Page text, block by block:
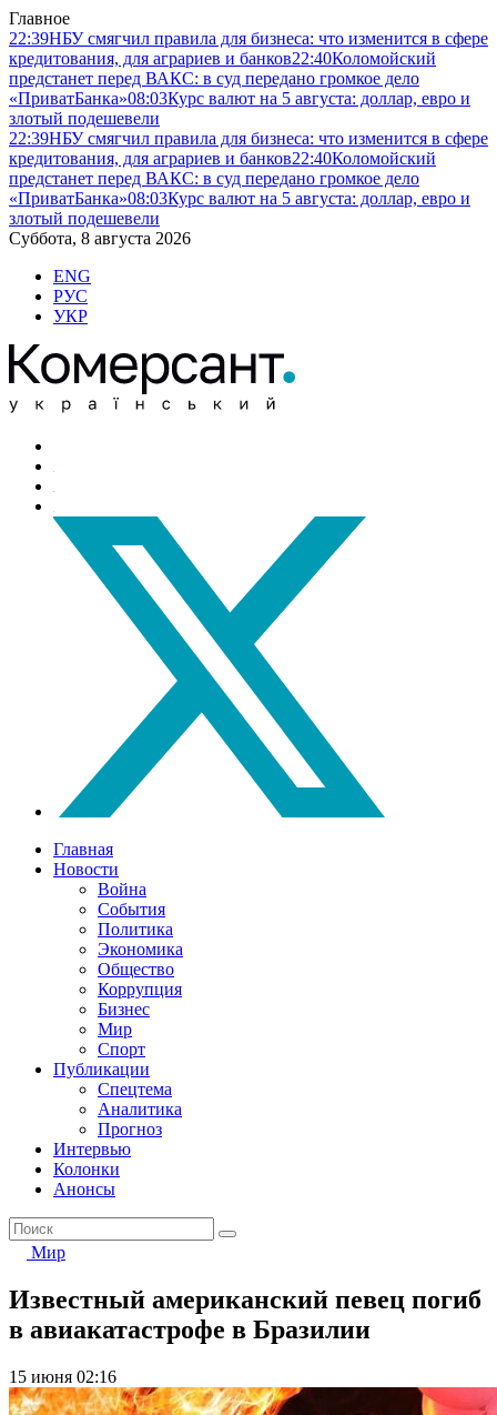
Главное
22:39НБУ смягчил правила для бизнеса: что изменится в сфере
кредитования, для аграриев и банков22:40Коломойский
предстанет перед ВАКС: в суд передано громкое дело
«ПриватБанка»08:03Курс валют на 5 августа: доллар, евро и
злотый подешевели
22:39НБУ смягчил правила для бизнеса: что изменится в сфере
кредитования, для аграриев и банков22:40Коломойский
предстанет перед ВАКС: в суд передано громкое дело
«ПриватБанка»08:03Курс валют на 5 августа: доллар, евро и
злотый подешевели
Суббота, 8 августа 2026
ENG
РУС
УКР
Главная
Новости
Война
События
Политика
Экономика
Общество
Коррупция
Бизнес
Мир
Спорт
Публикации
Спецтема
Аналитика
Прогноз
Интервью
Колонки
Анонсы
Мир
Известный американский певец погиб
в авиакатастрофе в Бразилии
15 июня 02:16